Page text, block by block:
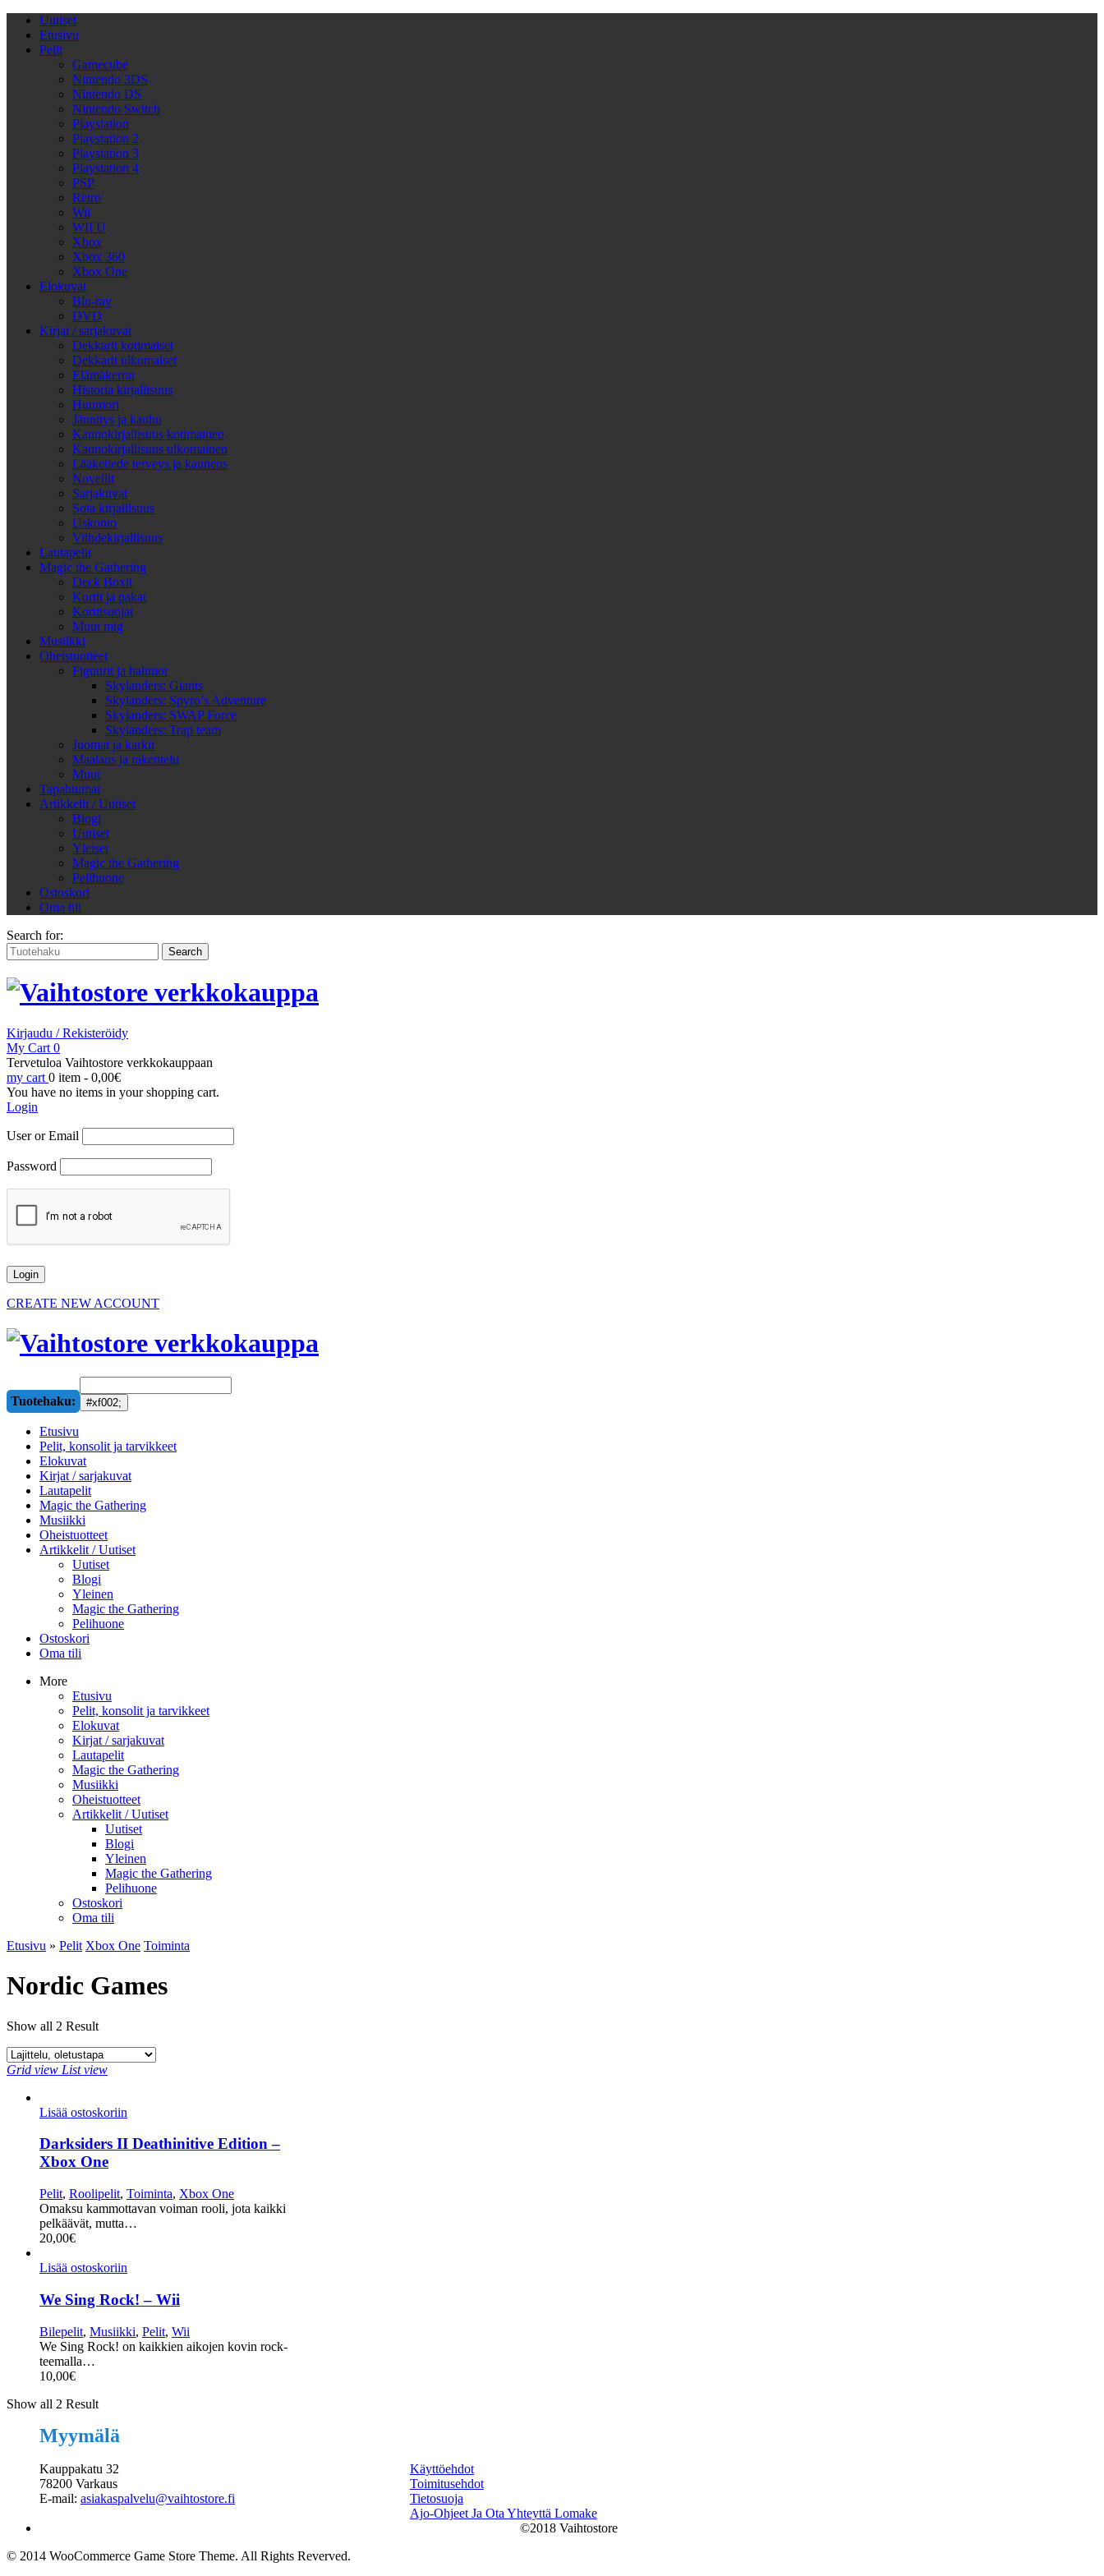
Uutiset
Etusivu
Pelit
Gamecube
Nintendo 3DS
Nintendo DS
Nintendo Switch
Playstation
Playstation 2
Playstation 3
Playstation 4
PSP
Retro
Wii
WII U
Xbox
Xbox 360
Xbox One
Elokuvat
Blu-ray
DVD
Kirjat / sarjakuvat
Dekkarit kotimaiset
Dekkarit ulkomaiset
Elämäkerrat
Historia kirjallisuus
Huumori
Jännitys ja kauhu
Kaunokirjallisuus kotimainen
Kaunokirjallisuus ulkomainen
Lääketiede terveys ja kauneus
Novellit
Sarjakuvat
Sota kirjallisuus
Uskonto
Viihdekirjallisuus
Lautapelit
Magic the Gathering
Deck Boxit
Kortit ja pakat
Korttisuojat
Muut mtg
Musiikki
Oheistuotteet
Figuurit ja hahmot
Skylanders: Giants
Skylanders: Spyro’s Adventure
Skylanders: SWAP Force
Skylanders: Trap team
Juomat ja karkit
Maalaus ja rakentelu
Muut
Tapahtumat
Artikkelit / Uutiset
Blogi
Uutiset
Yleiset
Magic the Gathering
Pelihuone
Ostoskori
Oma tili
Search for:
Kirjaudu / Rekisteröidy
My Cart 0
Tervetuloa Vaihtostore verkkokauppaan
my cart 0 item - 0,00€
You have no items in your shopping cart.
Login
User or Email
Password
CREATE NEW ACCOUNT
Tuotehaku:
Etusivu
Pelit, konsolit ja tarvikkeet
Elokuvat
Kirjat / sarjakuvat
Lautapelit
Magic the Gathering
Musiikki
Oheistuotteet
Artikkelit / Uutiset
Uutiset
Blogi
Yleinen
Magic the Gathering
Pelihuone
Ostoskori
Oma tili
More
Etusivu
Pelit, konsolit ja tarvikkeet
Elokuvat
Kirjat / sarjakuvat
Lautapelit
Magic the Gathering
Musiikki
Oheistuotteet
Artikkelit / Uutiset
Uutiset
Blogi
Yleinen
Magic the Gathering
Pelihuone
Ostoskori
Oma tili
Etusivu » Pelit Xbox One Toiminta
Nordic Games
Show all 2 Result
Grid view List view
Lisää ostoskoriin
Darksiders II Deathinitive Edition –
Xbox One
Pelit, Roolipelit, Toiminta, Xbox One
Omaksu kammottavan voiman rooli, jota kaikki
pelkäävät, mutta…
20,00€
Lisää ostoskoriin
We Sing Rock! – Wii
Bilepelit, Musiikki, Pelit, Wii
We Sing Rock! on kaikkien aikojen kovin rock-
teemalla…
10,00€
Show all 2 Result
Myymälä
Kauppakatu 32
78200 Varkaus
E-mail: asiakaspalvelu@vaihtostore.fi
Käyttöehdot
Toimitusehdot
Tietosuoja
Ajo-Ohjeet Ja Ota Yhteyttä Lomake
©2018 Vaihtostore
© 2014 WooCommerce Game Store Theme. All Rights Reverved.